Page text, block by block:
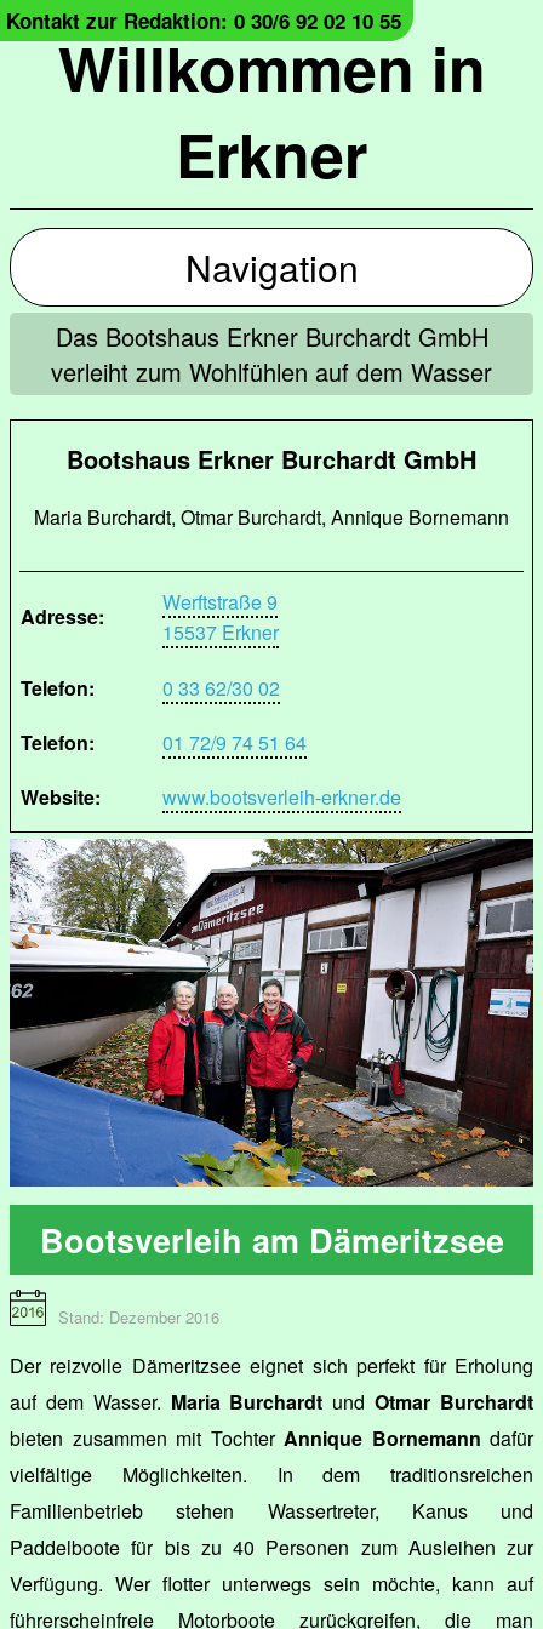
Willkommen in
Erkner
Kontakt zur Redaktion: 0 30/6 92 02 10 55
Navigation
Das Bootshaus Erkner Burchardt GmbH
verleiht zum Wohlfühlen auf dem Wasser
Bootshaus Erkner Burchardt GmbH
Maria Burchardt, Otmar Burchardt, Annique Bornemann
Adresse:
Werftstraße 9
15537 Erkner
Telefon:
0 33 62/30 02
Telefon:
01 72/9 74 51 64
Website:
www.bootsverleih-erkner.de
Bootsverleih am Dämeritzsee
Stand: Dezember 2016
Der reizvolle Dämeritzsee eignet sich perfekt für Erholung
auf dem Wasser. Maria Burchardt undOtmar Burchardt
bieten zusammen mit Tochter Annique Bornemann dafür
vielfältige Möglichkeiten. In dem traditionsreichen
Familienbetrieb stehen Wassertreter, Kanus und
Paddelboote für bis zu 40 Personen zum Ausleihen zur
Verfügung. Wer flotter unterwegs sein möchte, kann auf
führerscheinfreie Motorboote zurückgreifen, die man